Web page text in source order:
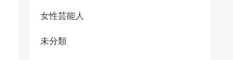
女性芸能人
未分類